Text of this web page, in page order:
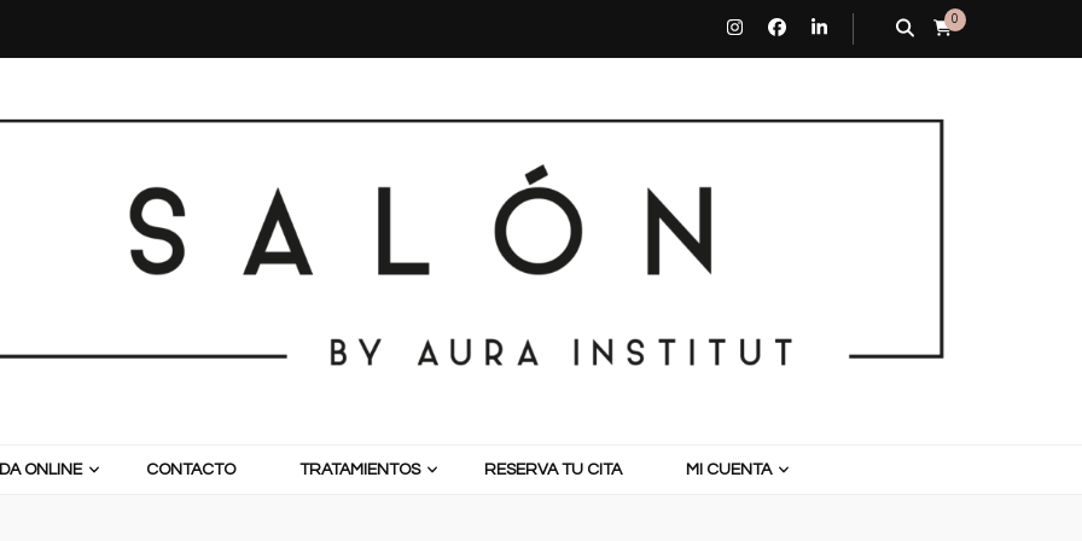
0
ONLINE CONTACTO TRATAMIENTOS RESERVA TU CITA MI CUENTA